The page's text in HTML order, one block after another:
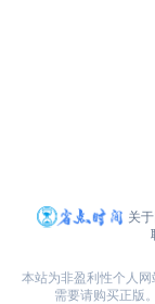
关
本站为非盈利性个人
需要请购买正版